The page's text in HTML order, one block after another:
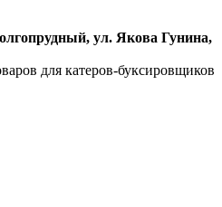
ул. Якова Гунина,
для катеров-буксировщиков